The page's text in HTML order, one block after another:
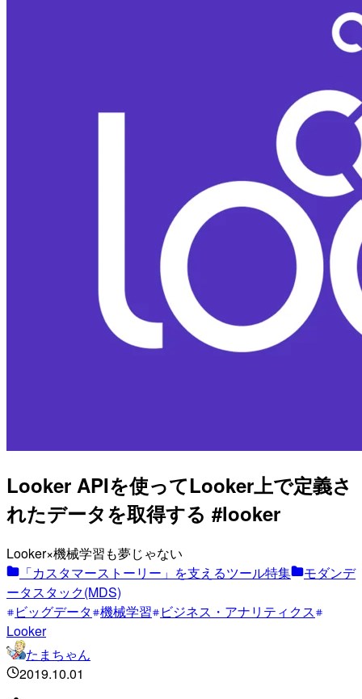
Looker APIを使ってLooker上で定義さ
れたデータを取得する #looker
Looker×機械学習も夢じゃない
「カスタマーストーリー」を支えるツール特集
モダンデ
ータスタック(MDS)
ビッグデータ 機械学習
ビジネス・アナリティクス
Looker
たまちゃん
2019.10.01